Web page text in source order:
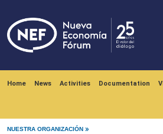
Home News Activities Documentation
NUESTRA ORGANIZACIÓN
Menú noticias